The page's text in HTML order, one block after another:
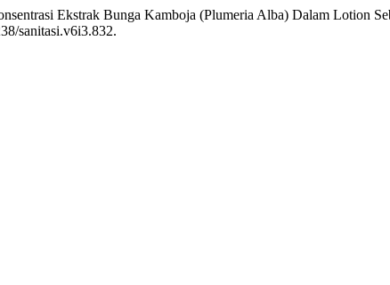
Ekstrak Bunga Kamboja (Plumeria Alba) Dalam Lotion
sanitasi.v6i3.832.